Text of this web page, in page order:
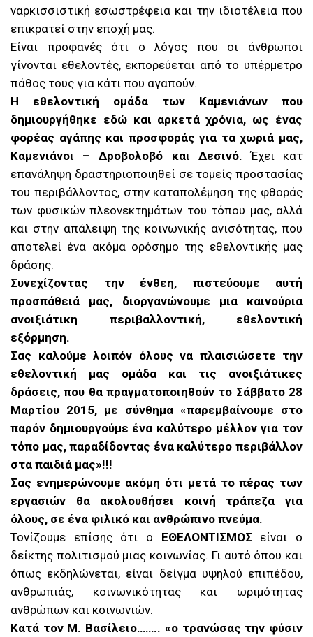
ναρκισσιστική εσωστρέφεια και την ιδιοτέλεια που
επικρατεί στην εποχή μας.
Είναι προφανές ότι ο λόγος που οι άνθρωποι
γίνονται εθελοντές, εκπορεύεται από το υπέρμετρο
πάθος τους για κάτι που αγαπούν.
Η εθελοντική ομάδα των Καμενιάνων που
δημιουργήθηκε εδώ και αρκετά χρόνια, ως ένας
φορέας αγάπης και προσφοράς για τα χωριά μας,
Καμενιάνοι – Δροβολοβό και Δεσινό. Έχει κατ
επανάληψη δραστηριοποιηθεί σε τομείς προστασίας
του περιβάλλοντος, στην καταπολέμηση της φθοράς
των φυσικών πλεονεκτημάτων του τόπου μας, αλλά
και στην απάλειψη της κοινωνικής ανισότητας, που
αποτελεί ένα ακόμα ορόσημο της εθελοντικής μας
δράσης.
Συνεχίζοντας την ένθεη, πιστεύουμε αυτή
προσπάθειά μας, διοργανώνουμε μια καινούρια
ανοιξιάτικη περιβαλλοντική, εθελοντική
εξόρμηση.
Σας καλούμε λοιπόν όλους να πλαισιώσετε την
εθελοντική μας ομάδα και τις ανοιξιάτικες
δράσεις, που θα πραγματοποιηθούν το Σάββατο 28
Μαρτίου 2015, με σύνθημα «παρεμβαίνουμε στο
παρόν δημιουργούμε ένα καλύτερο μέλλον για τον
τόπο μας, παραδίδοντας ένα καλύτερο περιβάλλον
στα παιδιά μας»!!!
Σας ενημερώνουμε ακόμη ότι μετά το πέρας των
εργασιών θα ακολουθήσει κοινή τράπεζα για
όλους, σε ένα φιλικό και ανθρώπινο πνεύμα.
Τονίζουμε επίσης ότι ο ΕΘΕΛΟΝΤΙΣΜΟΣ είναι ο
δείκτης πολιτισμού μιας κοινωνίας. Γι αυτό όπου και
όπως εκδηλώνεται, είναι δείγμα υψηλού επιπέδου,
ανθρωπιάς, κοινωνικότητας και ωριμότητας
ανθρώπων και κοινωνιών.
Κατά τον Μ. Βασίλειο…….. «ο τρανώσας την φύσιν